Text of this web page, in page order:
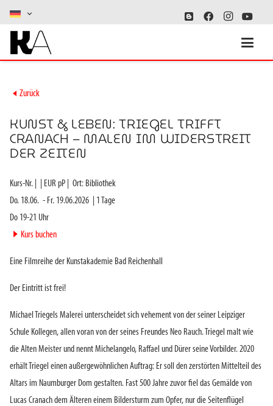
► Zurück
KUNST & LEBEN: TRIEGEL TRIFFT
CRANACH – MALEN IM WIDERSTREIT
DER ZEITEN
Kurs-Nr. EUR pP | Ort: Bibliothek
Do. 18.06. - Fr. 19.06.2026 1
Tage
Do 19-21 Uhr
► Kurs buchen
Eine Filmreihe der Kunstakademie Bad Reichenhall
Der Eintritt ist frei!
Michael Triegels Malerei unterscheidet sich vehement von der seiner Leipziger
Schule Kollegen, allen voran von der seines Freundes Neo Rauch. Triegel malt wie
die Alten Meister und nennt Michelangelo, Raffael und Dürer seine Vorbilder. 2020
erhält Triegel einen außergewöhnlichen Auftrag: Er soll den zerstörten Mittelteil des
Altars im Naumburger Dom gestalten. Fast 500 Jahre zuvor fiel das Gemälde von
Lucas Cranach dem Älteren einem Bildersturm zum Opfer, nur die Seitenflügel